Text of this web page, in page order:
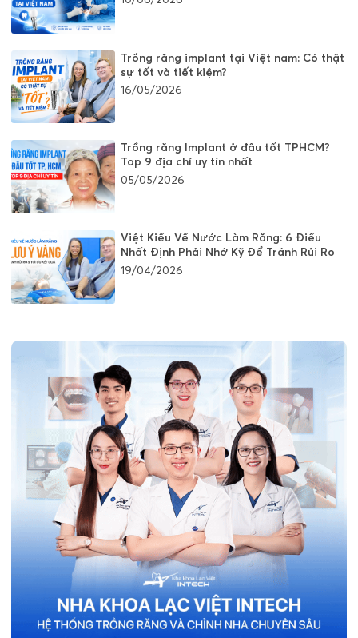
Trồng răng implant tại Việt nam: Có thật
sự tốt và tiết kiệm?
16/05/2026
Trồng răng Implant ở đâu tốt TPHCM?
Top 9 địa chỉ uy tín nhất
05/05/2026
Việt Kiều Về Nước Làm Răng: 6 Điều
Nhất Định Phải Nhớ Kỹ Để Tránh Rủi Ro
19/04/2026